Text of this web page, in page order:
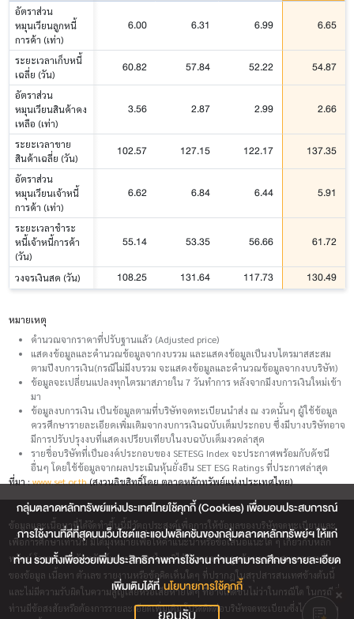
อัตราส่วน
หมุนเวียนลูกหนี้
การค้า (เท่า)
6.00 6.31 6.99 6.65
ระยะเวลาเก็บหนี้
เฉลี่ย (วัน)
60.82 57.84 52.22 54.87
อัตราส่วน
หมุนเวียนสินค้าคง
เหลือ (เท่า)
3.56 2.87 2.99 2.66
ระยะเวลาขาย
สินค้าเฉลี่ย (วัน)
102.57 127.15 122.17 137.35
อัตราส่วน
หมุนเวียนเจ้าหนี้
การค้า (เท่า)
6.62 6.84 6.44 5.91
ระยะเวลาชำระ
หนี้เจ้าหนี้การค้า
(วัน)
55.14 53.35 56.66 61.72
วงจรเงินสด (วัน) 108.25 131.64 117.73 130.49
หมายเหตุ
คำนวณจากราคาที่ปรับฐานแล้ว (Adjusted price)
แสดงข้อมูลและคำนวณข้อมูลจากงบรวม และแสดงข้อมูลเป็นงบไตรมาสสะสม
ตามปีงบการเงิน(กรณีไม่มีงบรวม จะแสดงข้อมูลและคำนวณข้อมูลจากงบบริษัท)
ข้อมูลจะเปลี่ยนแปลงทุกไตรมาสภายใน 7 วันทำการ หลังจากมีงบการเงินใหม่เข้า
มา
ข้อมูลงบการเงิน เป็นข้อมูลตามที่บริษัทจดทะเบียนนำส่ง ณ งวดนั้นๆ ผู้ใช้ข้อมูล
ควรศึกษารายละเอียดเพิ่มเติมจากงบการเงินฉบับเต็มประกอบ ซึ่งมีบางบริษัทอาจ
มีการปรับปรุงงบที่แสดงเปรียบเทียบในงบฉบับเต็มงวดล่าสุด
รายชื่อบริษัทที่เป็นองค์ประกอบของ SETESG Index จะประกาศพร้อมกับดัชนี
อื่นๆ โดยใช้ข้อมูลจากผลประเมินหุ้นยั่งยืน SET ESG Ratings ที่ประกาศล่าสุด
ที่มา :www.set.or.th(สงวนลิขสิทธิ์โดย ตลาดหลักทรัพย์แห่งประเทศไทย)
ข้อมูลและเนื้อหาที่ได้จัดทำขึ้นนี้มีวัตถุประสงค์เพื่อการให้ข้อมูลของบริษัทจดทะเบียนและ
เพื่อการศึกษาเท่านั้น มิได้มุ่งหมายเพื่อให้คำแนะนำหรือข้อเสนอแนะใด ๆ เกี่ยวกับหลัก
ทรัพย์ โดยตลาดหลักทรัพย์แห่งประเทศไทยมิได้รับรองความถูกต้องเหมาะสมและครบถ้วน
ของข้อมูล เนื้อหา ตัวเลข รายงานหรือข้อคิดเห็นใดๆ ที่ปรากฎในสรุปสารสนเทศข้างต้นนี้
และไม่มีความรับผิดในความสูญเสียหรือเสียหายใดๆ ที่อาจเกิดขึ้นไม่ว่าในกรณีใด ในกรณีที่
ท่านมีข้อสงสัยหรือต้องการรายละเอียดเพิ่มเติม โปรดติดต่อบริษัทจดทะเบียนซึ่งได้จัดทำข้อ
กลุ่มตลาดหลักทรัพย์แห่งประเทศไทยใช้คุกกี้ (Cookies) เพื่อมอบประสบการณ์
การใช้งานที่ดีที่สุดบนเว็บไซต์และแอปพลิเคชันของกลุ่มตลาดหลักทรัพย์ฯ ให้แก่
ท่าน รวมทั้งเพื่อช่วยเพิ่มประสิทธิภาพการใช้งาน ท่านสามารถศึกษารายละเอียด
เพิ่มเติมได้ที่นโยบายการใช้คุกกี้